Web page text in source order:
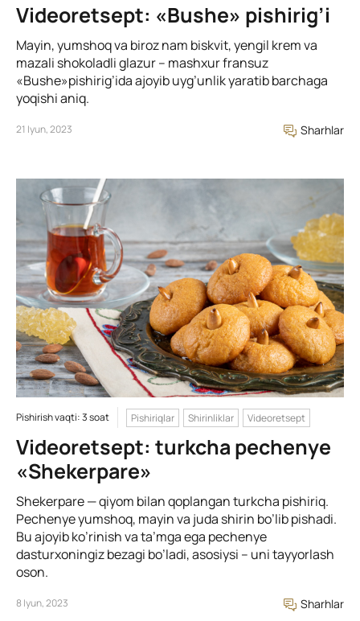
Videoretsept: «Bushe» pishirig’i
Mayin, yumshoq va biroz nam biskvit, yengil krem va
mazali shokoladli glazur – mashxur fransuz
«Bushe»pishirig’ida ajoyib uyg’unlik yaratib barchaga
yoqishi aniq.
21 Iyun, 2023 Sharhlar
Pishirish vaqti: 3 soat Pishiriqlar Shirinliklar Videoretsept
Videoretsept: turkcha pechenye
«Shekerpare»
Shekerpare — qiyom bilan qoplangan turkcha pishiriq.
Pechenye yumshoq, mayin va juda shirin bo’lib pishadi.
Bu ajoyib ko’rinish va ta’mga ega pechenye
dasturxoningiz bezagi bo’ladi, asosiysi – uni tayyorlash
oson.
8 Iyun, 2023 Sharhlar